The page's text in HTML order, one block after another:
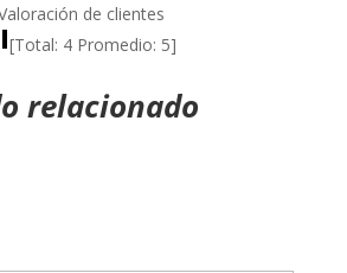
de clientes
[Total: 4 Promedio: 5]
relacionado